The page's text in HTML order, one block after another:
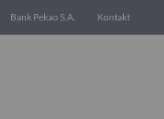
Bank Pekao S.A. Kontakt